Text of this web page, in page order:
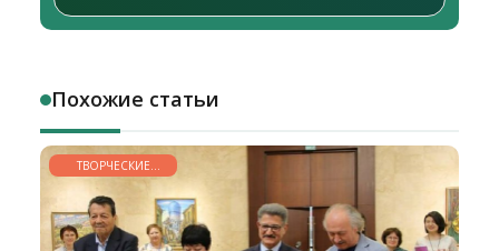
Похожие статьи
ТВОРЧЕСКИЕ
ГОРИЗОНТЫ